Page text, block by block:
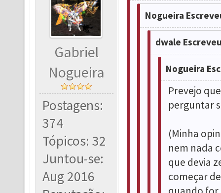
Gabriel
Nogueira
Postagens:
374
Tópicos: 32
Juntou-se:
Aug 2016
Nogueira
dwale
Nogueira
Prevejo
perguntar
(Minha
nem nada
que devia
começar